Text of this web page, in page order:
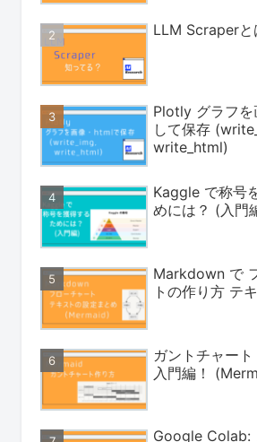
LLM Scraperと
Plotly グラフを
して保存
write_html)
Kaggle で称号
めには？ (入門
Markdown で
トの作り方 テ
ガントチャー
入門編！
Google Colab: